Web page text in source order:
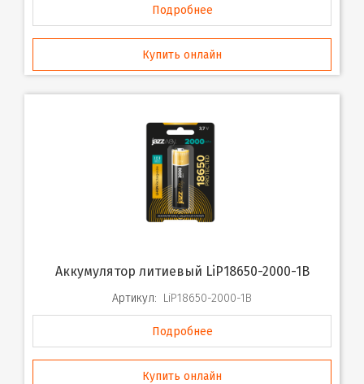
Подробнее
Купить онлайн
Аккумулятор литиевый LiP18650-2000-1B
Артикул: LiP18650-2000-1B
Подробнее
Купить онлайн